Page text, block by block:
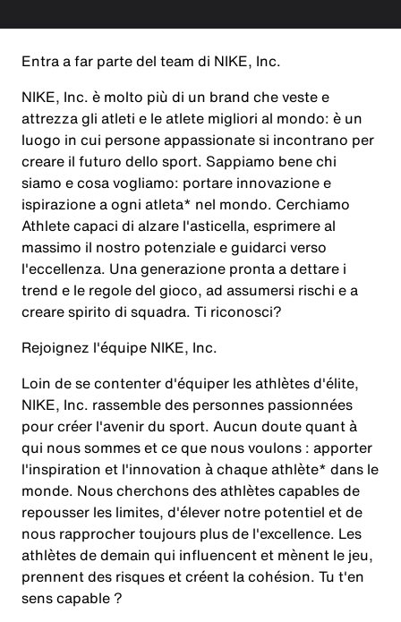
Entra a far parte del team di NIKE, Inc.
NIKE, Inc. è molto più di un brand che veste e
attrezza gli atleti e le atlete migliori al mondo: è un
luogo in cui persone appassionate si incontrano per
creare il futuro dello sport. Sappiamo bene chi
siamo e cosa vogliamo: portare innovazione e
ispirazione a ogni atleta* nel mondo. Cerchiamo
Athlete capaci di alzare l'asticella, esprimere al
massimo il nostro potenziale e guidarci verso
l'eccellenza. Una generazione pronta a dettare i
trend e le regole del gioco, ad assumersi rischi e a
creare spirito di squadra. Ti riconosci?
Rejoignez l'équipe NIKE, Inc.
Loin de se contenter d'équiper les athlètes d'élite,
NIKE, Inc. rassemble des personnes passionnées
pour créer l'avenir du sport. Aucun doute quant à
qui nous sommes et ce que nous voulons : apporter
l'inspiration et l'innovation à chaque athlète* dans le
monde. Nous cherchons des athlètes capables de
repousser les limites, d'élever notre potentiel et de
nous rapprocher toujours plus de l'excellence. Les
athlètes de demain qui influencent et mènent le jeu,
prennent des risques et créent la cohésion. Tu t'en
sens capable ?